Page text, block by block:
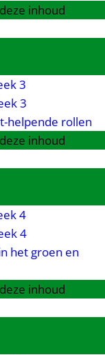
inhoud
3
3
helpende rollen
inhoud
4
4
het groen en
inhoud